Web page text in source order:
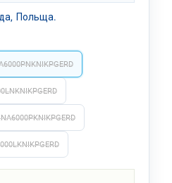
Польща.